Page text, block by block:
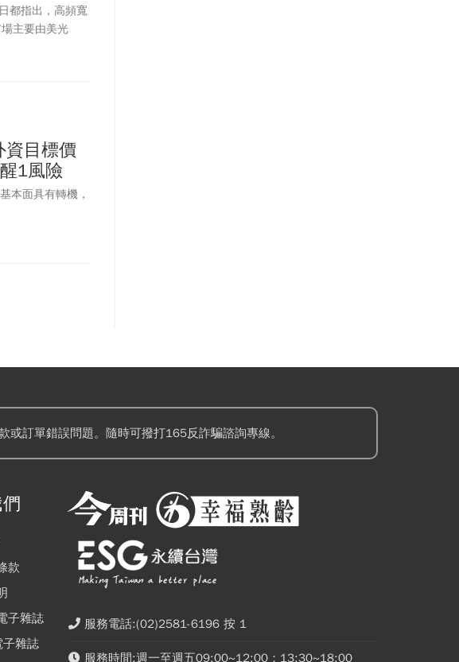
都指出，高頻寬
主要由美光
並未直接生產
有低價庫存優
術，製程與測試
）、穎崴
長。來看周二
元；力成開盤
憶體族群方面，
元；威剛上
目標價
1風險
本面具有轉機，
或訂單錯誤問題。隨時可撥打165反詐騙諮詢專線。
款
子雜誌
子雜誌
服務電話:(02)2581-6196 按 1
服務時間:週一至週五09:00~12:00；13:30~18:00